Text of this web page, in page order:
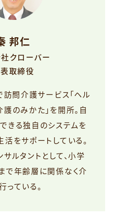
邦仁
クローバー
取締役
問介護サービス「ヘル
のみかた」を開所。自
きる独自のシステムを
をサポートしている。
ルタントとして、小学
で年齢層に関係なく介
ている。